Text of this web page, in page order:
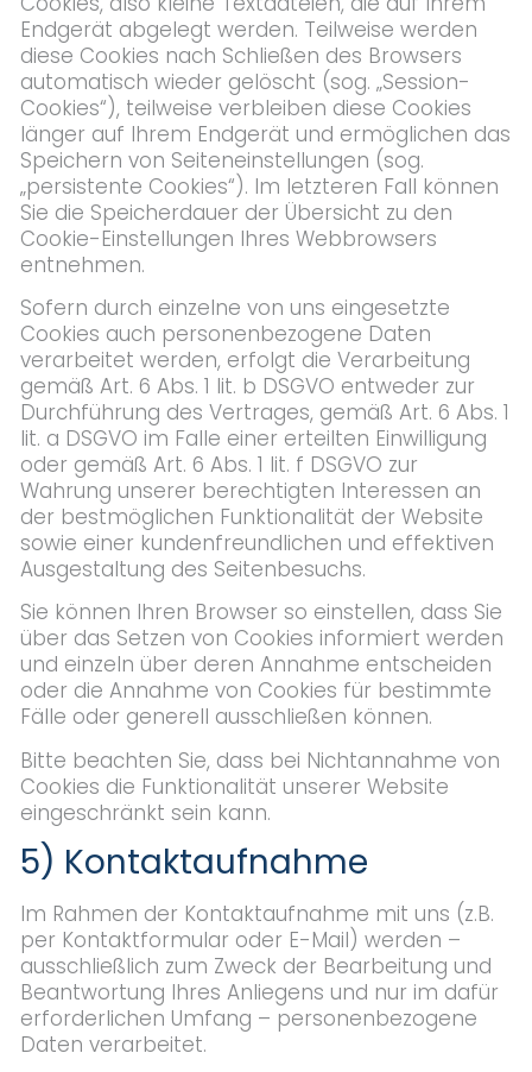
Endgerät abgelegt werden. Teilweise werden
diese Cookies nach Schließen des Browsers
automatisch wieder gelöscht (sog. „Session-
Cookies“), teilweise verbleiben diese Cookies
länger auf Ihrem Endgerät und ermöglichen das
Speichern von Seiteneinstellungen (sog.
„persistente Cookies“). Im letzteren Fall können
Sie die Speicherdauer der Übersicht zu den
Cookie-Einstellungen Ihres Webbrowsers
entnehmen.
Sofern durch einzelne von uns eingesetzte
Cookies auch personenbezogene Daten
verarbeitet werden, erfolgt die Verarbeitung
gemäß Art. 6 Abs. 1 lit. b DSGVO entweder zur
Durchführung des Vertrages, gemäß Art. 6 Abs. 1
lit. a DSGVO im Falle einer erteilten Einwilligung
oder gemäß Art. 6 Abs. 1 lit. f DSGVO zur
Wahrung unserer berechtigten Interessen an
der bestmöglichen Funktionalität der Website
sowie einer kundenfreundlichen und effektiven
Ausgestaltung des Seitenbesuchs.
Sie können Ihren Browser so einstellen, dass Sie
über das Setzen von Cookies informiert werden
und einzeln über deren Annahme entscheiden
oder die Annahme von Cookies für bestimmte
Fälle oder generell ausschließen können.
Bitte beachten Sie, dass bei Nichtannahme von
Cookies die Funktionalität unserer Website
eingeschränkt sein kann.
5) Kontaktaufnahme
Im Rahmen der Kontaktaufnahme mit uns (z.B.
per Kontaktformular oder E-Mail) werden –
ausschließlich zum Zweck der Bearbeitung und
Beantwortung Ihres Anliegens und nur im dafür
erforderlichen Umfang – personenbezogene
Daten verarbeitet.